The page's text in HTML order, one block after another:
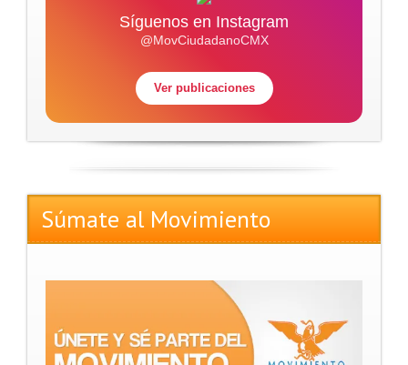
Síguenos en Instagram
@MovCiudadanoCMX
Ver publicaciones
Súmate al Movimiento